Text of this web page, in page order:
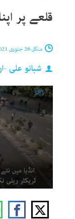
قلعے پر
منگل 26 جنوری 2021 11:24
شبانو علی -